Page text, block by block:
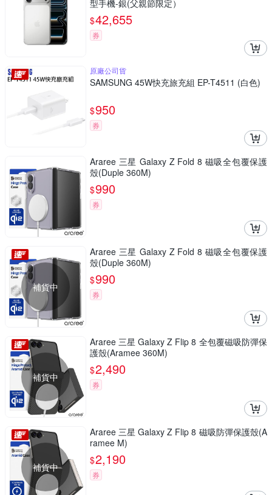
型手機-銀(父親節限定）
$42,655
券
原廠公司貨
SAMSUNG 45W快充旅充組 EP-T4511 (白色)
$950
券
Araree 三星 Galaxy Z Fold 8 磁吸全包覆保護
殼(Duple 360M)
$990
券
補貨中
Araree 三星 Galaxy Z Fold 8 磁吸全包覆保護
殼(Duple 360M)
$990
券
補貨中
Araree 三星 Galaxy Z Flip 8 全包覆磁吸防彈保
護殼(Aramee 360M)
$2,490
券
補貨中
Araree 三星 Galaxy Z Flip 8 磁吸防彈保護殼(A
ramee M)
$2,190
券